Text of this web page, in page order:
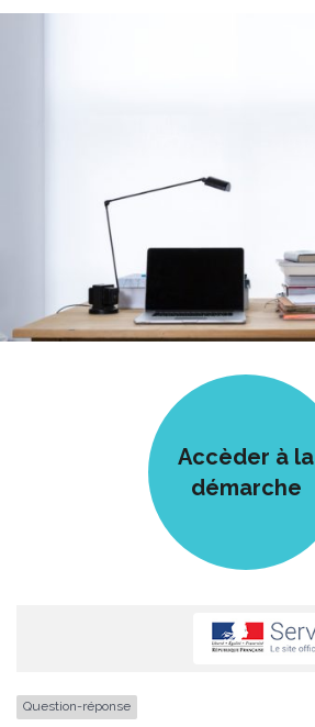
Accèder à la
démarche
Question-réponse